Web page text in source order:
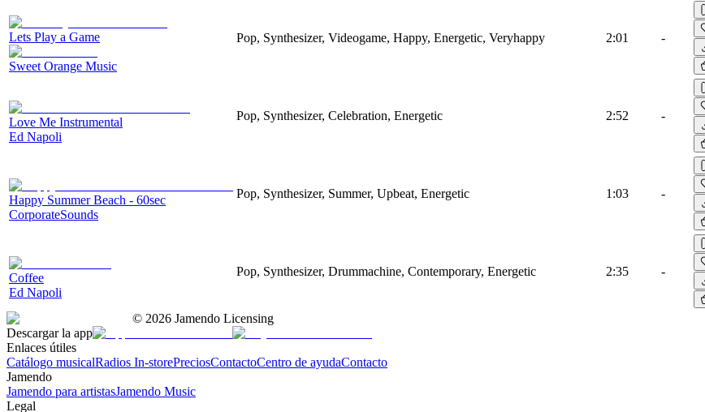
Lets Play a Game
Sweet Orange Music
Pop, Synthesizer, Videogame, Happy, Energetic, Veryhappy 2:01 -
Love Me Instrumental
Ed Napoli
Pop, Synthesizer, Celebration, Energetic 2:52 -
Happy Summer Beach - 60sec
CorporateSounds
Pop, Synthesizer, Summer, Upbeat, Energetic 1:03 -
Coffee
Ed Napoli
Pop, Synthesizer, Drummachine, Contemporary, Energetic 2:35 -
© 2026 Jamendo Licensing
Descargar la app
Enlaces útiles
Catálogo musicalRadios In-storePreciosContactoCentro de ayudaContacto
Jamendo
Jamendo para artistasJamendo Music
Legal